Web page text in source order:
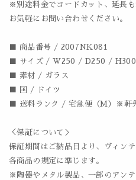
※別途料金でコードカット、延長
お気軽にお問い合わせください。
■ 商品番号 / 2007NK081
■ サイズ / W250 / D250 / H300
■ 素材 / ガラス
■ 国 / ドイツ
■ 送料ランク / 宅急便（M）※軒
＜保証について＞
保証期間はご納品日より、ヴィン
各商品の規定に準じます。
※陶器やメタル製品、一部のアン